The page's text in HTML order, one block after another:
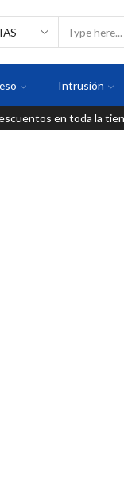
Intrusión
en toda la